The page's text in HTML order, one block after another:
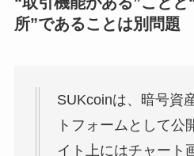
所”であることは別問題
SUKcoinは、暗号資
トフォームとして公
イト上にはチャート